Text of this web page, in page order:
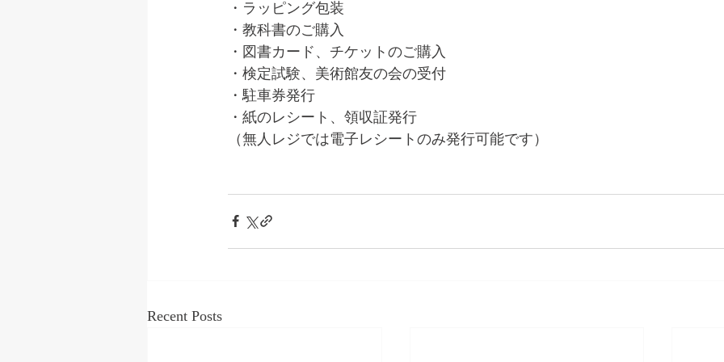
・ラッピング包装
・教科書のご購入
・図書カード、チケットのご購入
・検定試験、美術館友の会の受付
・駐車券発行
・紙のレシート、領収証発行
（無人レジでは電子レシートのみ発行可能です）
Recent Posts